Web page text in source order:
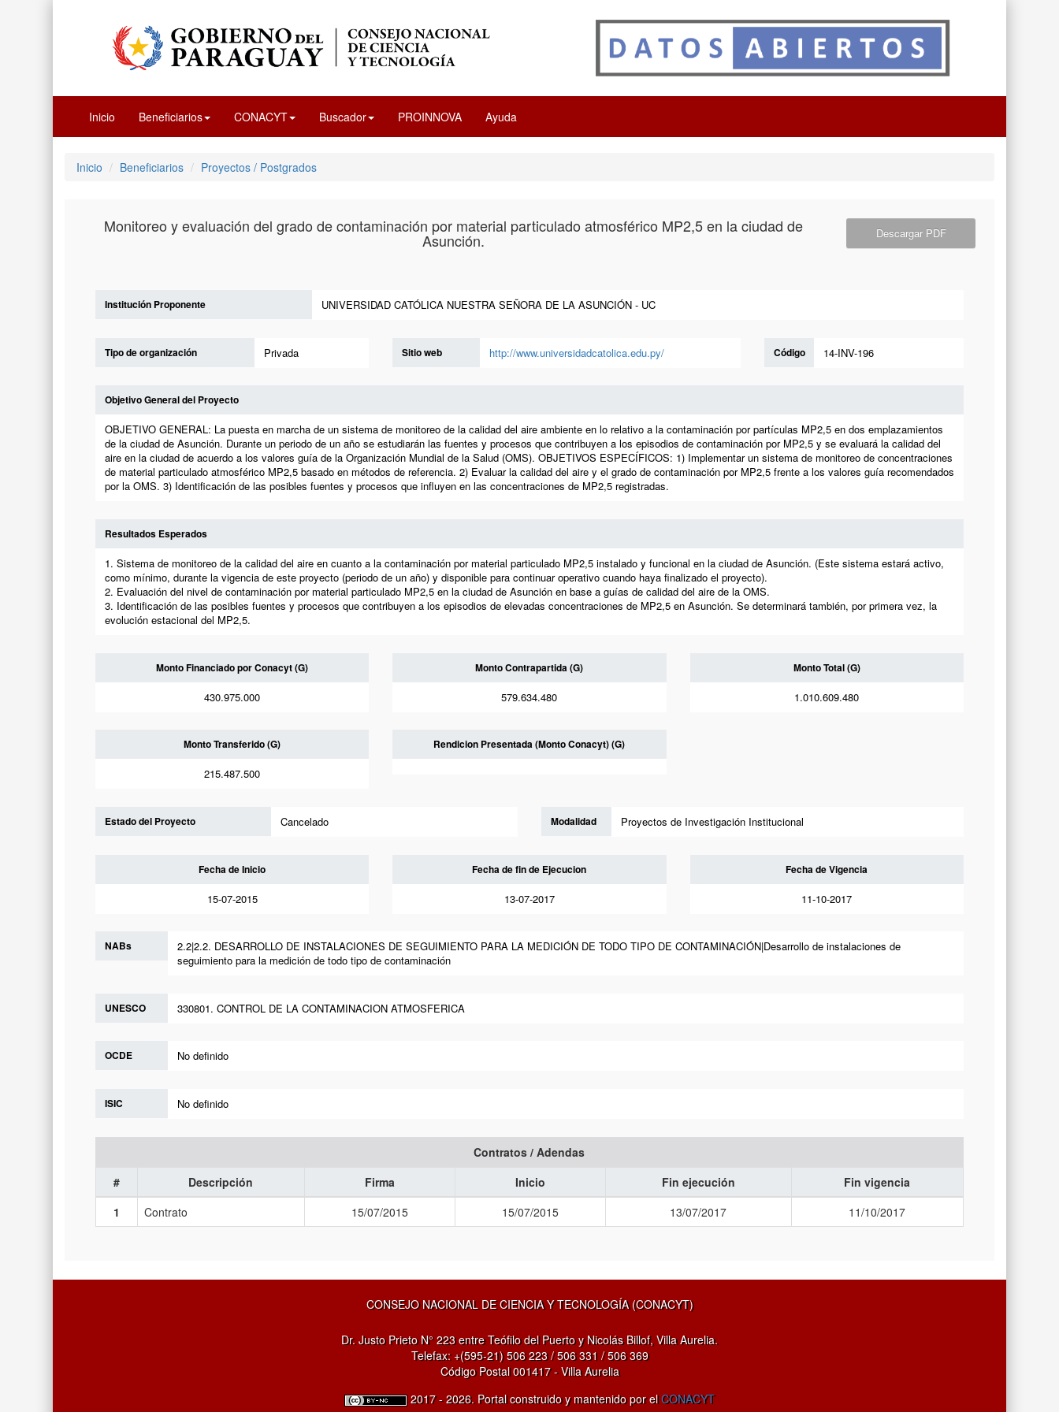
Inicio Beneficiarios CONACYT Buscador PROINNOVA Ayuda
Inicio Beneficiarios Proyectos / Postgrados
Monitoreo y evaluación del grado de contaminación por material particulado atmosférico MP2,5 en la ciudad de
Asunción. Descargar PDF
Institución Proponente UNIVERSIDAD CATÓLICA NUESTRA SEÑORA DE LA ASUNCIÓN - UC
Tipo de organización Privada Sitio web http://www.universidadcatolica.edu.py/ Código 14-INV-196
Objetivo General del Proyecto
OBJETIVO GENERAL: La puesta en marcha de un sistema de monitoreo de la calidad del aire ambiente en lo relativo a la contaminación por partículas MP2,5 en dos emplazamientos
de la ciudad de Asunción. Durante un periodo de un año se estudiarán las fuentes y procesos que contribuyen a los episodios de contaminación por MP2,5 y se evaluará la calidad del
aire en la ciudad de acuerdo a los valores guía de la Organización Mundial de la Salud (OMS). OBJETIVOS ESPECÍFICOS: 1) Implementar un sistema de monitoreo de concentraciones
de material particulado atmosférico MP2,5 basado en métodos de referencia. 2) Evaluar la calidad del aire y el grado de contaminación por MP2,5 frente a los valores guía recomendados
por la OMS. 3) Identificación de las posibles fuentes y procesos que influyen en las concentraciones de MP2,5 registradas.
Resultados Esperados
1. Sistema de monitoreo de la calidad del aire en cuanto a la contaminación por material particulado MP2,5 instalado y funcional en la ciudad de Asunción. (Este sistema estará activo,
como mínimo, durante la vigencia de este proyecto (periodo de un año) y disponible para continuar operativo cuando haya finalizado el proyecto).
2. Evaluación del nivel de contaminación por material particulado MP2,5 en la ciudad de Asunción en base a guías de calidad del aire de la OMS.
3. Identificación de las posibles fuentes y procesos que contribuyen a los episodios de elevadas concentraciones de MP2,5 en Asunción. Se determinará también, por primera vez, la
evolución estacional del MP2,5.
Monto Financiado por Conacyt (G)
430.975.000
Monto Contrapartida (G)
579.634.480
Monto Total (G)
1.010.609.480
Monto Transferido (G)
215.487.500
Rendicion Presentada (Monto Conacyt) (G)
Estado del Proyecto Cancelado Modalidad Proyectos de Investigación Institucional
Fecha de Inicio
15-07-2015
Fecha de fin de Ejecucion
13-07-2017
Fecha de Vigencia
11-10-2017
NABs
2.2|2.2. DESARROLLO DE INSTALACIONES DE SEGUIMIENTO PARA LA MEDICIÓN DE TODO TIPO DE CONTAMINACIÓN|Desarrollo de instalaciones de
seguimiento para la medición de todo tipo de contaminación
UNESCO 330801. CONTROL DE LA CONTAMINACION ATMOSFERICA
OCDE No definido
ISIC No definido
Contratos / Adendas
#
Descripción Firma Inicio Fin ejecución
Fin vigencia
1
Contrato 15/07/2015 15/07/2015 13/07/2017 11/10/2017
CONSEJO NACIONAL DE CIENCIA Y TECNOLOGÍA (CONACYT)
Dr. Justo Prieto N° 223 entre Teófilo del Puerto y Nicolás Billof, Villa Aurelia.
Telefax: +(595-21) 506 223 / 506 331 / 506 369
Código Postal 001417 - Villa Aurelia
2017 - 2026. Portal construido y mantenido por elCONACYT